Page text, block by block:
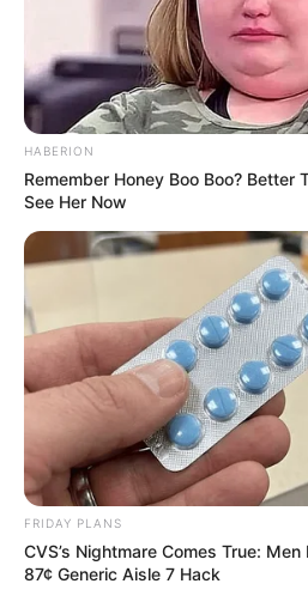
την εγγραφή, τα κόσμια
YOUTUBE
EMAIL
HABERION
Remember Honey Boo Boo? Better
See Her Now
FRIDAY PLANS
CVS’s Nightmare Comes True:
87¢ Generic Aisle 7 Hack